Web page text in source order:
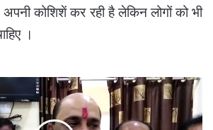
कोशिशें कर रही है लेकिन लोगों को भी
।